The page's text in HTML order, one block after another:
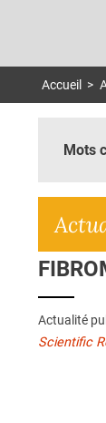
Accueil >
Mots
Actualité
Scientific